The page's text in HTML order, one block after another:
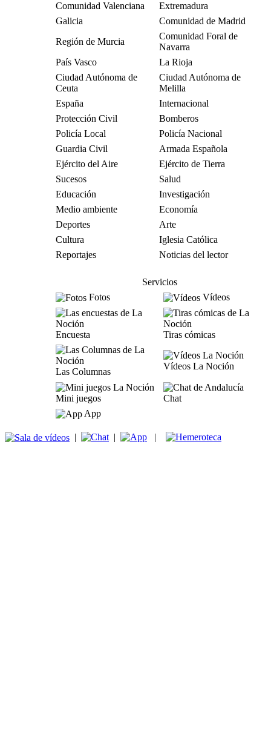
Comunidad Valenciana
Extremadura
Galicia
Comunidad de Madrid
Región de Murcia
Comunidad Foral de
Navarra
País Vasco
La Rioja
Ciudad Autónoma de
Ceuta
Ciudad Autónoma de
Melilla
España
Internacional
Protección Civil
Bomberos
Policía Local
Policía Nacional
Guardia Civil
Armada Española
Ejército del Aire
Ejército de Tierra
Sucesos
Salud
Educación
Investigación
Medio ambiente
Economía
Deportes
Arte
Cultura
Iglesia Católica
Reportajes
Noticias del lector
Servicios
Fotos
Vídeos
Encuesta Tiras cómicas
Las Columnas
Vídeos La Noción
Mini juegos
Chat
App
| | |